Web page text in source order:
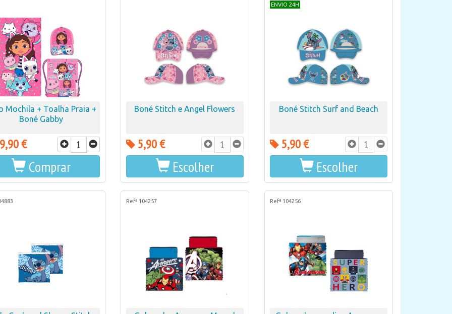
Mochila + Toalha Praia +
Boné Gabby
€
Comprar
Boné Stitch e Angel Flowers
5,90 €
Escolher
ENVIO 24H
Boné Stitch Surf and Beach
5,90 €
Escolher
Refª 104257 Refª 104256